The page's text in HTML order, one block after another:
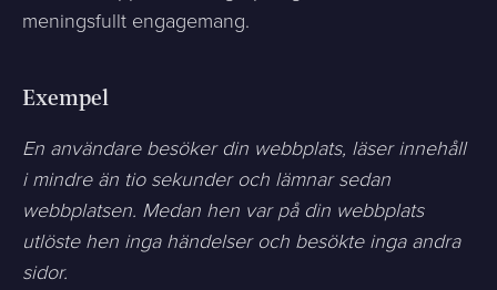
meningsfullt engagemang.
Exempel
En användare besöker din webbplats, läser innehåll
i mindre än tio sekunder och lämnar sedan
webbplatsen. Medan hen var på din webbplats
utlöste hen inga händelser och besökte inga andra
sidor.